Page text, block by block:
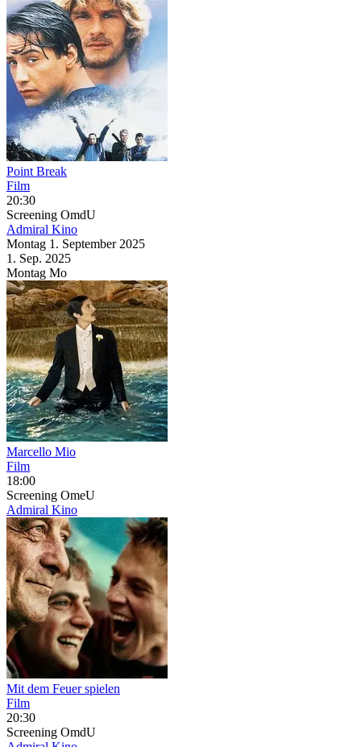
Point Break
Film
20:30
Screening OmdU
Admiral Kino
Montag 1. September 2025
1. Sep. 2025
Montag Mo
Marcello Mio
Film
18:00
Screening OmeU
Admiral Kino
Mit dem Feuer spielen
Film
20:30
Screening OmdU